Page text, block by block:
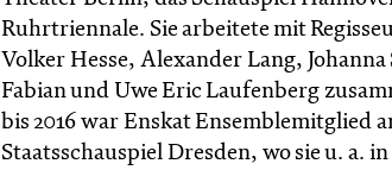
Ruhrtriennale. Sie arbeitete mit
Volker Hesse, Alexander Lang, Johanna
Fabian und Uwe Eric Laufenberg
bis 2016 war Enskat Ensemblemitglied
Staatsschauspiel Dresden, wo sie u. a.